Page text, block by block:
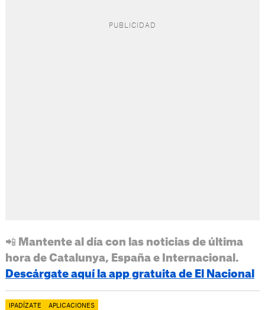
📲 Mantente al día con las noticias de última
hora de Catalunya, España e Internacional.
Descárgate aquí la app gratuita de El Nacional
IPADÍZATE APLICACIONES